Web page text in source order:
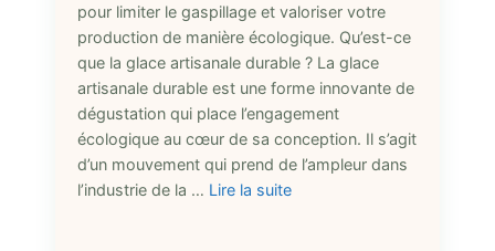
pour limiter le gaspillage et valoriser votre
production de manière écologique. Qu’est-ce
que la glace artisanale durable ? La glace
artisanale durable est une forme innovante de
dégustation qui place l’engagement
écologique au cœur de sa conception. Il s’agit
d’un mouvement qui prend de l’ampleur dans
l’industrie de la … Lire la suite